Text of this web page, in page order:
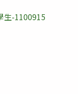
生-1100915